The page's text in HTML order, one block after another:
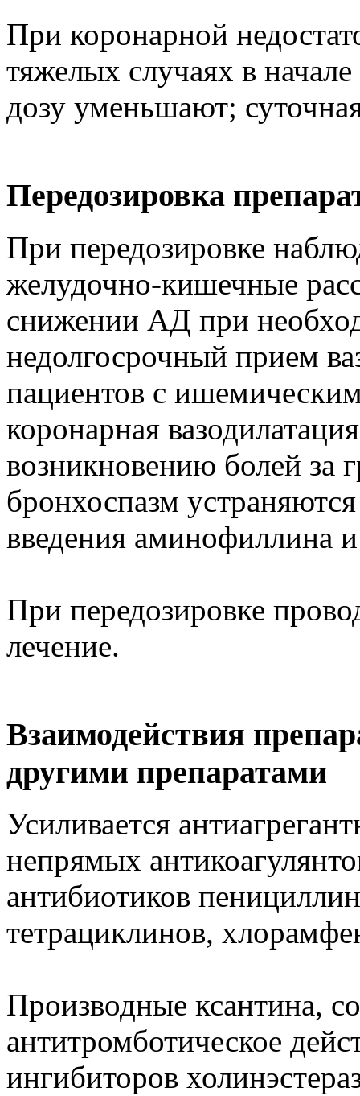
При коронарной
тяжелых случаях в
дозу уменьшают;
Передозировка
При передозировке
желудочно-кишечные
снижении АД при
недолгосрочный прием
пациентов с
коронарная
возникновению болей за
бронхоспазм
введения аминофиллина
При передозировке
лечение.
Взаимодействия
другими препаратами
Усиливается
непрямых
антибиотиков
тетрациклинов,
Производные ксантина,
антитромботическое
ингибиторов